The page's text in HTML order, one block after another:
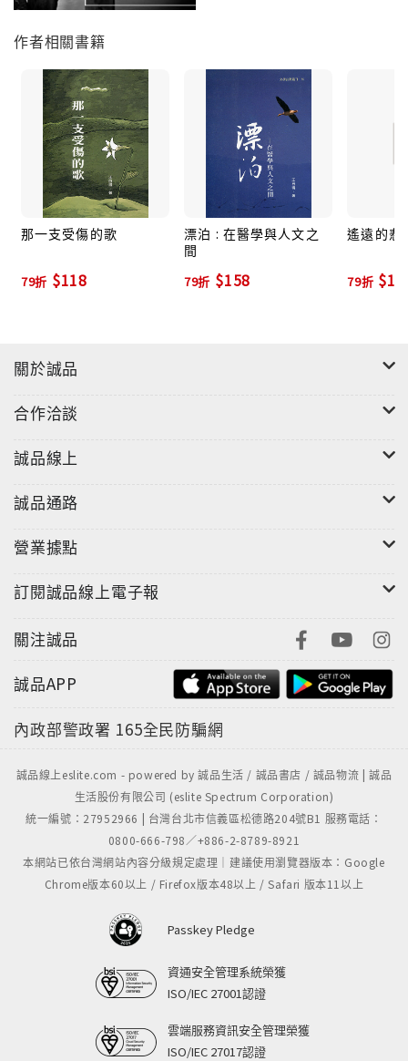
作者相關書籍
那一支受傷的歌
79折 $118
漂泊 : 在醫學與人文之
間
79折 $158
遙遠的悲
79折
關於誠品
合作洽談
誠品線上
誠品通路
營業據點
訂閱誠品線上電子報
關注誠品
誠品APP
內政部警政署 165全民防騙網
誠品線上eslite.com - powered by 誠品生活 / 誠品書店 / 誠品物流 | 誠品
生活股份有限公司 (eslite Spectrum Corporation)
統一編號：27952966 | 台灣台北市信義區松德路204號B1 服務電話：
0800-666-798／+886-2-8789-8921
本網站已依台灣網站內容分級規定處理｜建議使用瀏覽器版本：Google
Chrome版本60以上 / Firefox版本48以上 / Safari 版本11以上
Passkey Pledge
資通安全管理系統榮獲
ISO/IEC 27001認證
雲端服務資訊安全管理榮獲
ISO/IEC 27017認證